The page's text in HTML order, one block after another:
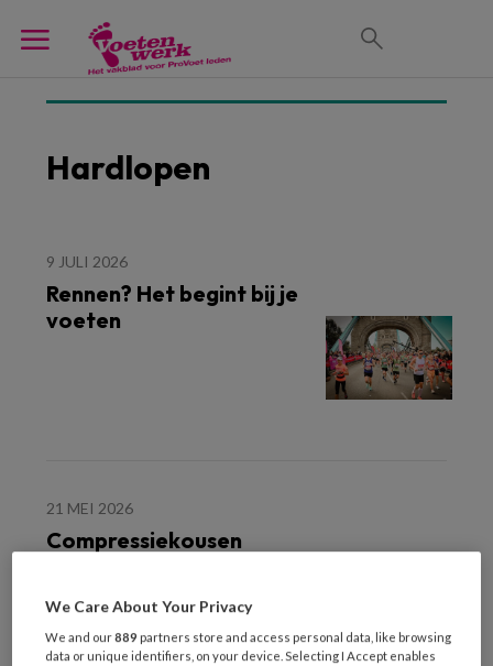
Hardlopen
9 JULI 2026
Rennen? Het begint bij je
voeten
21 MEI 2026
Compressiekousen
voorkomen
We Care About Your Privacy
We and our889 partners store and access personal data, like browsing
data or unique identifiers, on your device. Selecting I Accept enables